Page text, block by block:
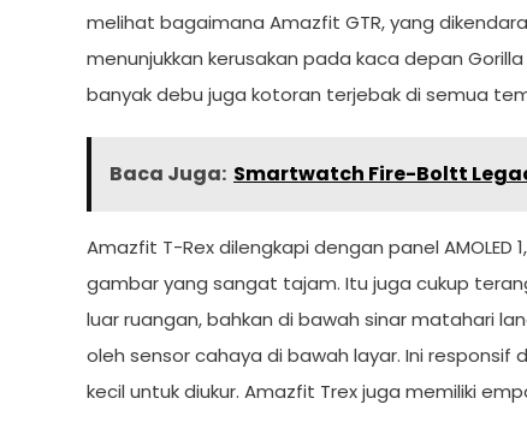
melihat bagaimana Amazfit GTR, yang
menunjukkan kerusakan pada kaca depan
banyak debu juga kotoran terjebak di semua
Baca Juga: Smartwatch Fire-Boltt
Amazfit T-Rex dilengkapi dengan panel AMOLED
gambar yang sangat tajam. Itu juga cukup
luar ruangan, bahkan di bawah sinar matahari
oleh sensor cahaya di bawah layar. Ini responsif
kecil untuk diukur. Amazfit Trex juga memiliki